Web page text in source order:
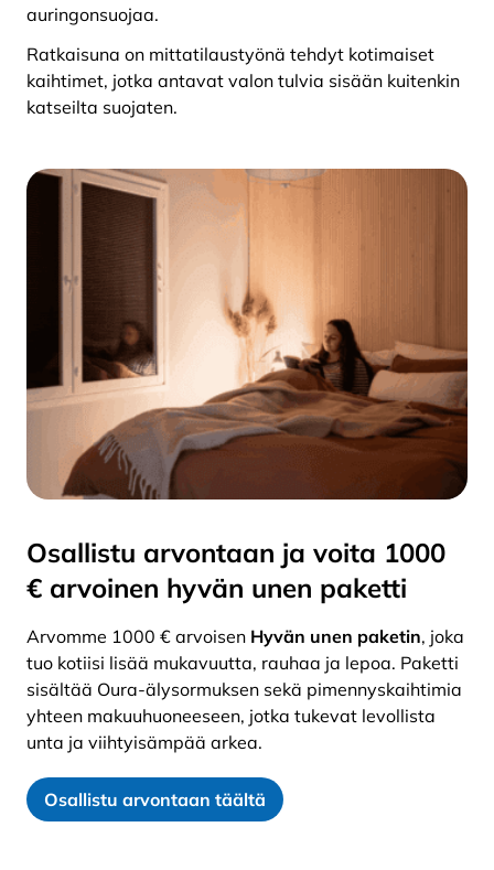
auringonsuojaa.
Ratkaisuna on mittatilaustyönä tehdyt kotimaiset
kaihtimet, jotka antavat valon tulvia sisään kuitenkin
katseilta suojaten.
Osallistu arvontaan ja voita 1000
€ arvoinen hyvän unen paketti
Arvomme 1000 € arvoisen Hyvän unen paketin, joka
tuo kotiisi lisää mukavuutta, rauhaa ja lepoa. Paketti
sisältää Oura-älysormuksen sekä pimennyskaihtimia
yhteen makuuhuoneeseen, jotka tukevat levollista
unta ja viihtyisämpää arkea.
Osallistu arvontaan täältä